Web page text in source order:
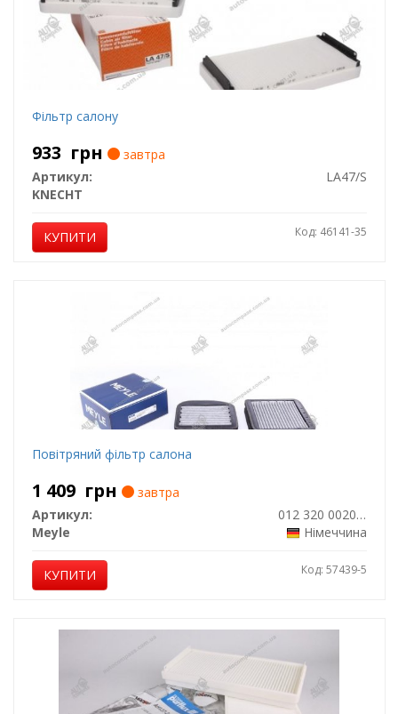
Фільтр салону
933 грн
завтра
Артикул:
LA47/S
KNECHT
КУПИТИ Код: 46141-35
Повітряний фільтр салона
1 409 грн
завтра
Артикул:
012 320 0020/S
Meyle
Німеччина
КУПИТИ Код: 57439-5